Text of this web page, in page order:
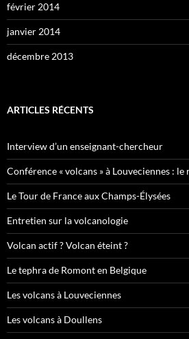
février 2014
janvier 2014
décembre 2013
ARTICLES RÉCENTS
Interview d’un enseignant-chercheur
Conférence « volcans » à Louveciennes : le
Le Tour de France aux Champs-Élysées
Entretien sur la volcanologie
Volcan actif ? Volcan éteint ?
Le tephra de Romont en Belgique
Les volcans à Louveciennes
Les volcans à Doullens